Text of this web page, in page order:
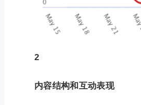
2
内容结构和互动表现